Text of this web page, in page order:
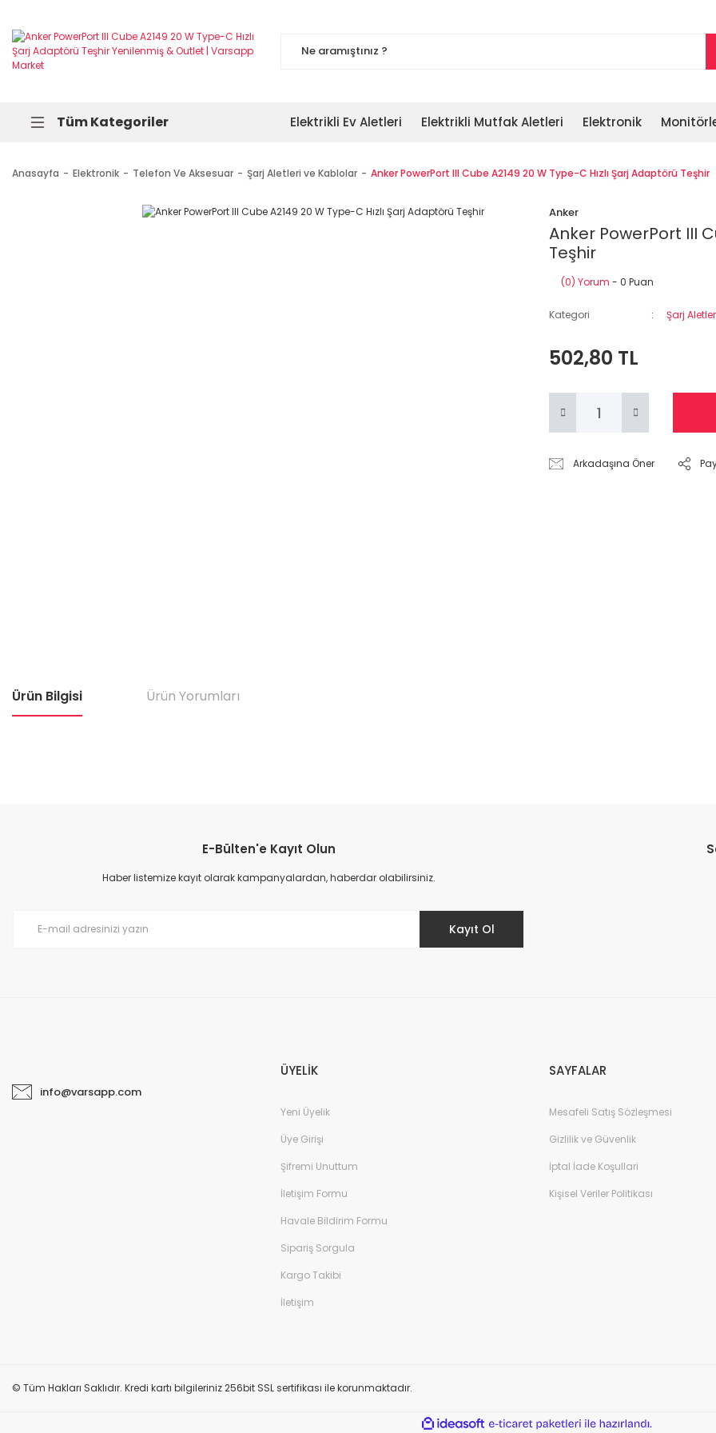
Tüm Kategoriler Elektrikli Ev Aletleri Elektrikli Mutfak Aletleri Elektronik
Anasayfa Elektronik Telefon Ve Aksesuar Şarj Aletleri ve Kablolar Anker PowerPort III Cube A2149 20 W Type-C Hızlı Şarj Adaptörü Teşhir
Anker
Anker PowerPort III
Teşhir
(0) Yorum - 0 Puan
Kategori Şarj
502,80 TL
Arkadaşına Öner
Ürün Bilgisi Ürün Yorumları
E-Bülten'e Kayıt Olun
Haber listemize kayıt olarak kampanyalardan, haberdar olabilirsiniz.
Kayıt Ol
info@varsapp.com
ÜYELİK
Yeni Üyelik
Üye Girişi
Şifremi Unuttum
İletişim Formu
Havale Bildirim Formu
Sipariş Sorgula
Kargo Takibi
İletişim
SAYFALAR
Mesafeli Satış Sözleşmesi
Gizlilik ve Güvenlik
İptal İade Koşullari
Kişisel Veriler Politikası
© Tüm Hakları Saklıdır. Kredi kartı bilgileriniz 256bit SSL sertifikası ile korunmaktadır.
ideasoft
e-